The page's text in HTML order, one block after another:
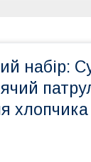
набір:
хлопчика